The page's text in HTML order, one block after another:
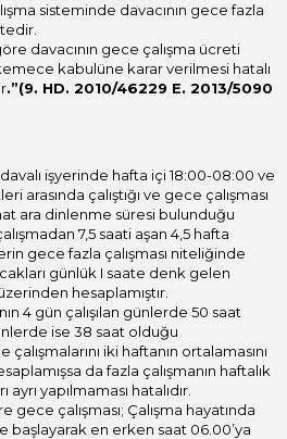
sisteminde davacının gece fazla
davacının gece çalışma ücreti
kabulüne karar verilmesi hatalı
.”(9. HD. 2010/46229 E. 2013/5090
işyerinde hafta içi 18:00-08:00 ve
arasında çalıştığı ve gece çalışması
ara dinlenme süresi bulunduğu
7,5 saati aşan 4,5 hafta
gece fazla çalışması niteliğinde
günlük I saate denk gelen
hesaplamıştır.
4 gün çalışılan günlerde 50 saat
ise 38 saat olduğu
iki haftanın ortalamasını
da fazla çalışmanın haftalık
yapılmaması hatalıdır.
gece çalışması; Çalışma hayatında
başlayarak en erken saat 06.00’ya